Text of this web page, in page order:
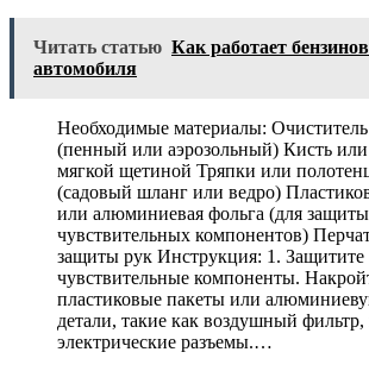
Читать статью Как работает
автомобиля
Необходимые материалы: Очиститель
(пенный или аэрозольный) Кисть
мягкой щетиной Тряпки или
(садовый шланг или ведро)
или алюминиевая фольга (для защиты
чувствительных компонентов)
защиты рук Инструкция: 1. Защитите
чувствительные компоненты.
пластиковые пакеты или
детали, такие как воздушный фильтр,
электрические разъемы.…